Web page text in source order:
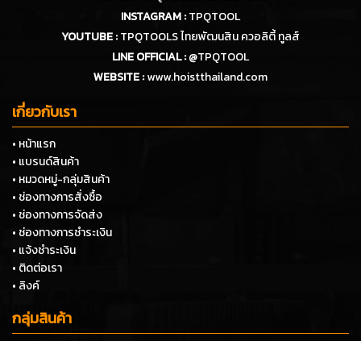
INSTAGRAM :TPQTOOL
YOUTUBE :TPQTOOLS ไทยพัฒนสิน ควอลิตี้ ทูลส์
LINE OFFICIAL :@TPQTOOL
WEBSITE :www.hoistthailand.com
เกี่ยวกับเรา
• หน้าแรก
• แบรนด์สินค้า
• หมวดหมู่-กลุ่มสินค้า
• ช่องทางการสั่งซื้อ
• ช่องทางการจัดส่ง
• ช่องทางการชำระเงิน
• แจ้งชำระเงิน
• ติดต่อเรา
• ลิงค์
กลุ่มสินค้า